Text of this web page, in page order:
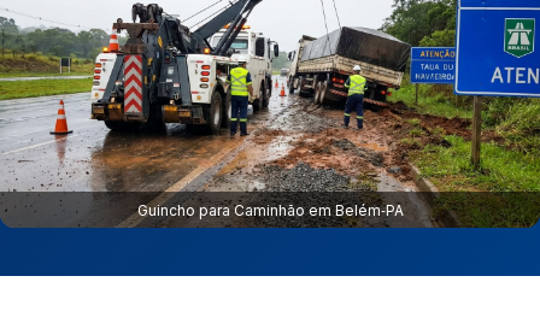
Guincho para Caminhão em Belém‑PA